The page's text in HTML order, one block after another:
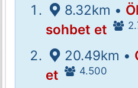
8.32km •
sohbet et
20.49km •
et
4.500